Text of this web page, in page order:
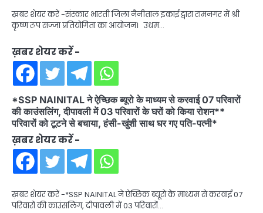
ख़बर शेयर करें -संस्कार भारती जिला नैनीताल इकाई द्वारा रामनगर में श्री
कृष्ण रूप सज्जा प्रतियोगिता का आयोजन। उधम…
ख़बर शेयर करें -
*SSP NAINITAL ने ऐच्छिक ब्यूरो के माध्यम से करवाई 07 परिवारों
की काउंसलिंग, दीपावली में 03 परिवारों के घरों को किया रोशन**
परिवारों को टूटने से बचाया, हंसी-खुंशी साथ घर गए पति-पत्नी*
ख़बर शेयर करें -
ख़बर शेयर करें -*SSP NAINITAL ने ऐच्छिक ब्यूरो के माध्यम से करवाई 07
परिवारों की काउंसलिंग, दीपावली में 03 परिवारों…